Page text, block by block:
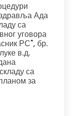
Ада
са
уговора
РС", бр.
в.д.
са
за